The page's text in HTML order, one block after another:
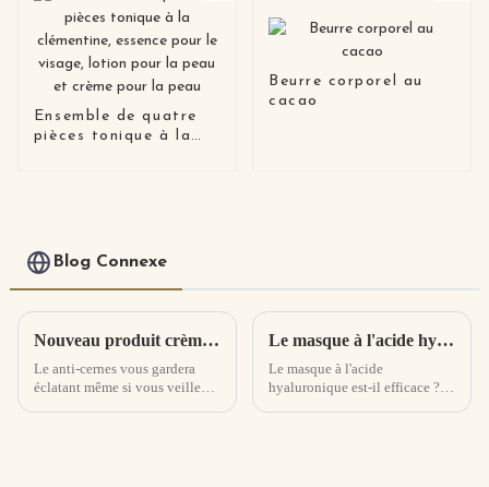
Ensemble de quatre
pièces tonique à la
Beurre corporel au
cacao
Blog Connexe
Nouveau produit crème pour les yeux à lumière constante pro-xylane
Le anti-cernes vous gardera
éclatant même si vous veillez
Le masque à l'acide hyaluronique fonctionne-t-il ? Effets secondaires des masques à l'acide hyaluronique
Le masque à l'acide
hyaluronique est-il efficace ? 1,